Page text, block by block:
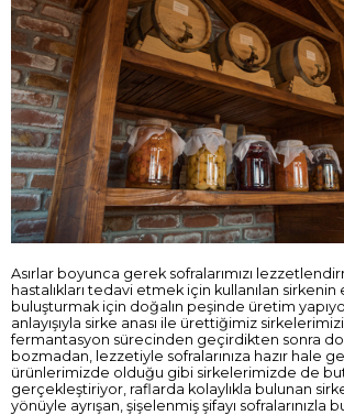
Asırlar boyunca gerek sofralarımızı
hastalıkları tedavi etmek için kullanılan sirkenin
buluşturmak için doğalın peşinde üretim
anlayışıyla sirke anası ile ürettiğimiz sirkelerimizi
fermantasyon sürecinden geçirdikten sonra
bozmadan, lezzetiyle sofralarınıza hazır hale
ürünlerimizde olduğu gibi sirkelerimizde de
gerçekleştiriyor, raflarda kolaylıkla bulunan
yönüyle ayrışan, şişelenmiş şifayı sofralarınızla